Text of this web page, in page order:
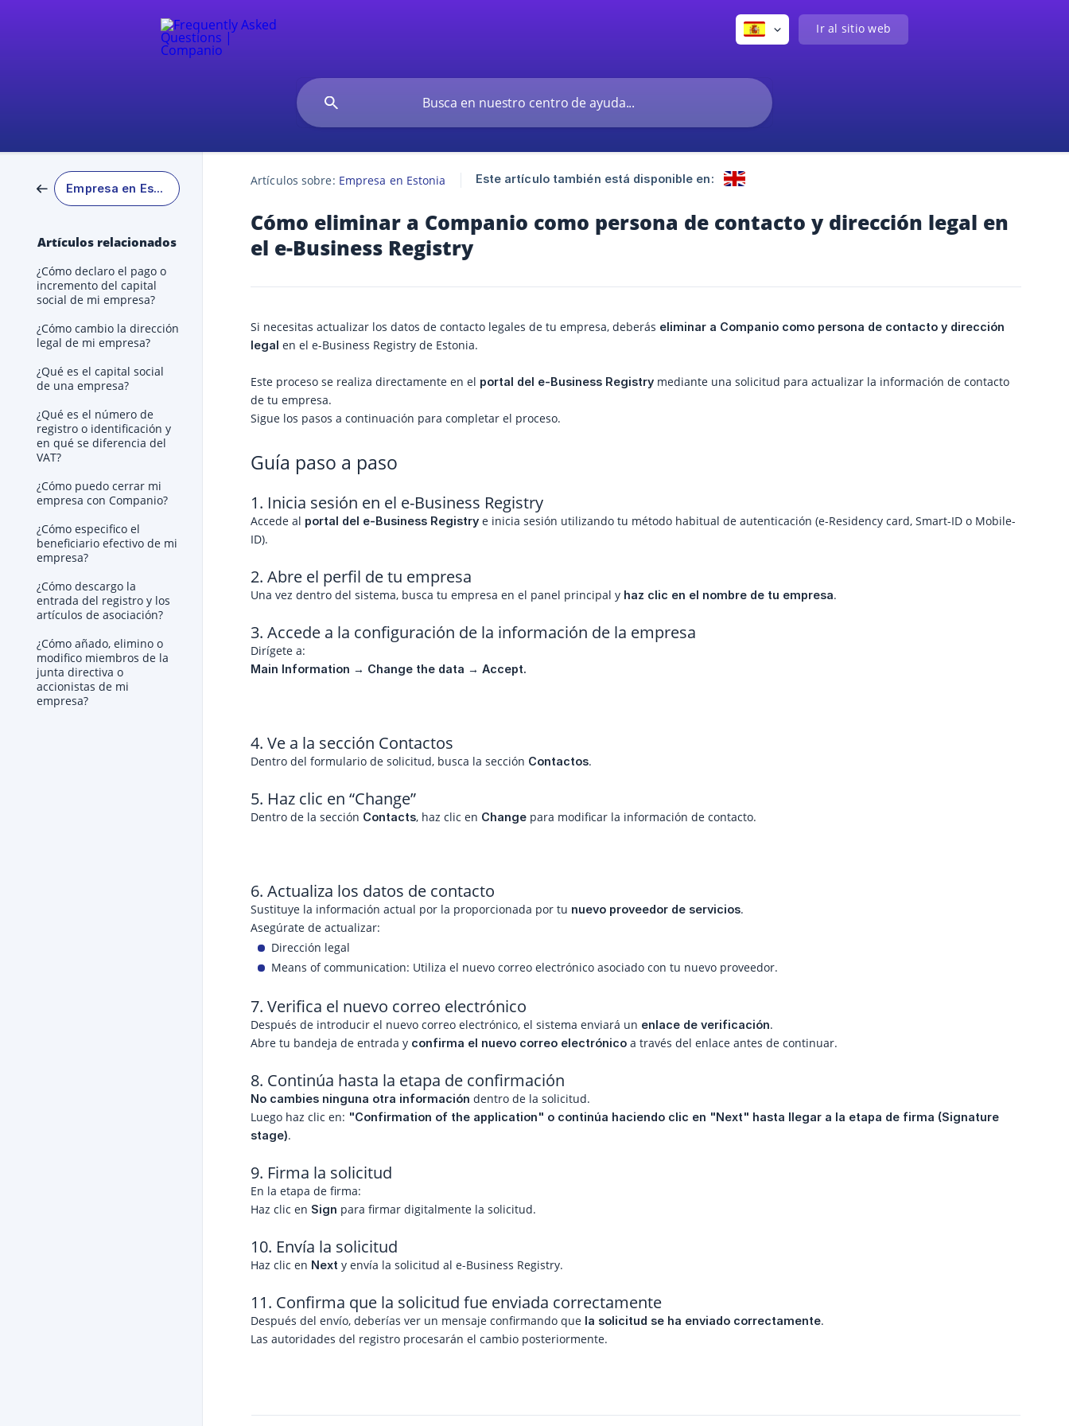
Ir al sitio web
Empresa en Estonia
Artículos relacionados
¿Cómo declaro el pago o
incremento del capital
social de mi empresa?
¿Cómo cambio la dirección
legal de mi empresa?
¿Qué es el capital social
de una empresa?
¿Qué es el número de
registro o identificación y
en qué se diferencia del
VAT?
¿Cómo puedo cerrar mi
empresa con Companio?
¿Cómo especifico el
beneficiario efectivo de mi
empresa?
¿Cómo descargo la
entrada del registro y los
artículos de asociación?
¿Cómo añado, elimino o
modifico miembros de la
junta directiva o
accionistas de mi
empresa?
Artículos sobre: Empresa en Estonia Este artículo también está disponible en:
Cómo eliminar a Companio como persona de contacto y dirección legal en
el e-Business Registry
Si necesitas actualizar los datos de contacto legales de tu empresa, deberás eliminar a Companio como persona de contacto y dirección
legal en el e-Business Registry de Estonia.
Este proceso se realiza directamente en el portal del e-Business Registry mediante una solicitud para actualizar la información de contacto
de tu empresa.
Sigue los pasos a continuación para completar el proceso.
Guía paso a paso
1. Inicia sesión en el e-Business Registry
Accede al portal del e-Business Registry e inicia sesión utilizando tu método habitual de autenticación (e-Residency card, Smart-ID o Mobile-
ID).
2. Abre el perfil de tu empresa
Una vez dentro del sistema, busca tu empresa en el panel principal y haz clic en el nombre de tu empresa.
3. Accede a la configuración de la información de la empresa
Dirígete a:
Main Information → Change the data → Accept.
4. Ve a la sección Contactos
Dentro del formulario de solicitud, busca la sección Contactos.
5. Haz clic en “Change”
Dentro de la sección Contacts, haz clic en Change para modificar la información de contacto.
6. Actualiza los datos de contacto
Sustituye la información actual por la proporcionada por tu nuevo proveedor de servicios.
Asegúrate de actualizar:
Dirección legal
Means of communication: Utiliza el nuevo correo electrónico asociado con tu nuevo proveedor.
7. Verifica el nuevo correo electrónico
Después de introducir el nuevo correo electrónico, el sistema enviará un enlace de verificación.
Abre tu bandeja de entrada y confirma el nuevo correo electrónico a través del enlace antes de continuar.
8. Continúa hasta la etapa de confirmación
No cambies ninguna otra información dentro de la solicitud.
Luego haz clic en: "Confirmation of the application" o continúa haciendo clic en "Next" hasta llegar a la etapa de firma (Signature
stage).
9. Firma la solicitud
En la etapa de firma:
Haz clic en Sign para firmar digitalmente la solicitud.
10. Envía la solicitud
Haz clic en Next y envía la solicitud al e-Business Registry.
11. Confirma que la solicitud fue enviada correctamente
Después del envío, deberías ver un mensaje confirmando que la solicitud se ha enviado correctamente.
Las autoridades del registro procesarán el cambio posteriormente.